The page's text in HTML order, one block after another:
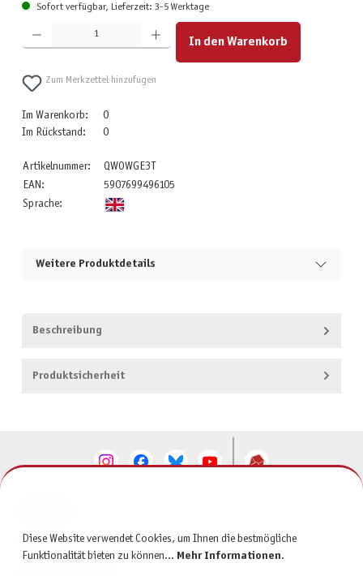
Sofort verfügbar, Lieferzeit: 3-5 Werktage
Produkt Anzahl: Gib den gewünschten Wert ein oder benutze die Schaltflächen um die Anzahl zu
In den Warenkorb
Zum Merkzettel hinzufügen
Im Warenkorb:
0
Im Rückstand:
0
Artikelnummer:
QWOWGE3T
EAN:
5907699496105
Sprache:
Weitere Produktdetails
Beschreibung
Produktsicherheit
SERVICE
Diese Website verwendet Cookies, um Ihnen die bestmögliche
Funktionalität bieten zu können... Mehr Informationen.